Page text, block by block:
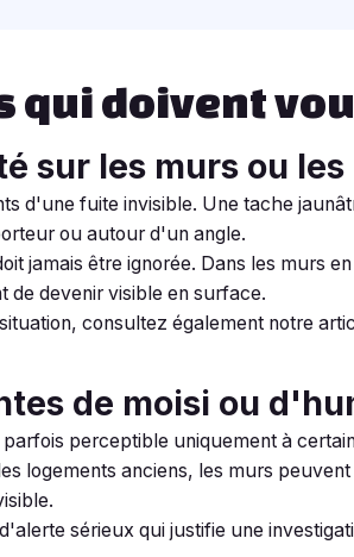
qui doivent
sur les murs ou
d'une fuite invisible. Une tache
ou autour d'un angle.
jamais être ignorée. Dans les murs
de devenir visible en surface.
consultez également notre
de moisi ou
perceptible uniquement à
logements anciens, les murs
sérieux qui justifie une